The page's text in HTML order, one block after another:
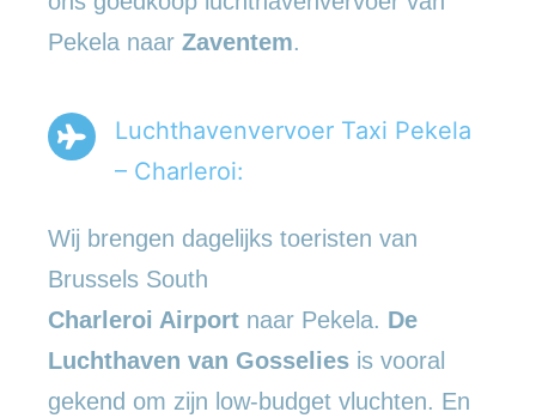
Pekela naar Zaventem.
Luchthavenvervoer Taxi Pekela
– Charleroi:
Wij brengen dagelijks toeristen van
Brussels South
Charleroi Airport naar Pekela. De
Luchthaven van Gosselies is vooral
gekend om zijn low-budget vluchten. En